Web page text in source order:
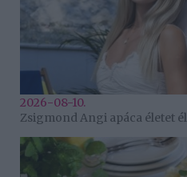
2026-08-10.
Zsigmond Angi apáca életet él